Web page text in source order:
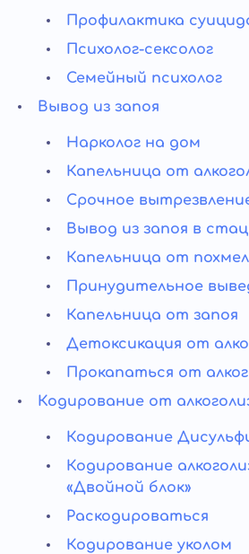
Профилактика
Психолог-сексолог
Семейный психолог
Вывод из запоя
Нарколог на дом
Капельница от
Срочное
Вывод из запоя в
Капельница от
Принудительное
Капельница от запоя
Детоксикация от
Прокапаться от
Кодирование от
Кодирование
Кодирование
«Двойной блок»
Раскодироваться
Кодирование уколом